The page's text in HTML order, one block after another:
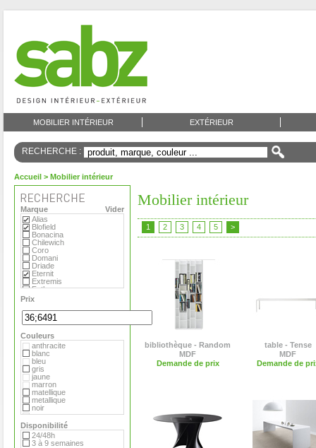
MOBILIER INTÉRIEUR EXTÉRIEUR
RECHERCHE :
Accueil > Mobilier intérieur
Vider
Marque
Alias
Blofield
Bonacina
Chilewich
Coro
Domani
Driade
Eternit
Extremis
Fatboy
Flora
Foscarini
Gandia Blasco
Hay
MDF
Magis
Marimekko
Matière Grise
Moroso
Paola Lenti
Plank
Pop Corn
Roda
Serralunga
Tribu
Vange
Versus
Viteo
Prix
Couleurs
anthracite
blanc
bleu
gris
jaune
marron
matellique
metallique
noir
orange
rouge
transparent
vert
Disponibilité
24/48h
3 à 9 semaines
Mobilier intérieur
1 2 3 4 5 >
bibliothèque - Random
MDF
Demande de prix
table - Tense
MDF
Demande de